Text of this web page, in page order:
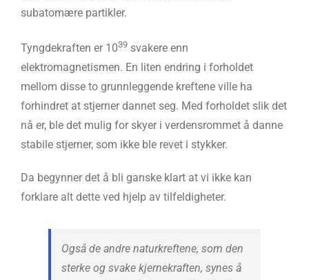
subatomære partikler.
Tyngdekraften er 1039 svakere enn
elektromagnetismen. En liten endring i forholdet
mellom disse to grunnleggende kreftene ville ha
forhindret at stjerner dannet seg. Med forholdet slik det
nå er, ble det mulig for skyer i verdensrommet å danne
stabile stjerner, som ikke ble revet i stykker.
Da begynner det å bli ganske klart at vi ikke kan
forklare alt dette ved hjelp av tilfeldigheter.
Også de andre naturkreftene, som den
sterke og svake kjernekraften, synes å